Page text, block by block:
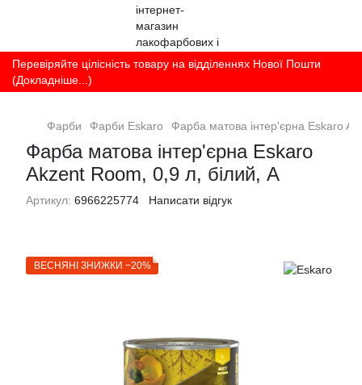
Перевіряйте цілісність товару на відділеннях Нової Пошти
(Докладніше...)
Фарби Фарби Eskaro Фарба матова інтер'єрна Eskaro
Фарба матова інтер'єрна Eskaro
Akzent Room, 0,9 л, білий, А
Артикул: 6966225774 Написати відгук
ВЕСНЯНІ ЗНИЖКИ −20%